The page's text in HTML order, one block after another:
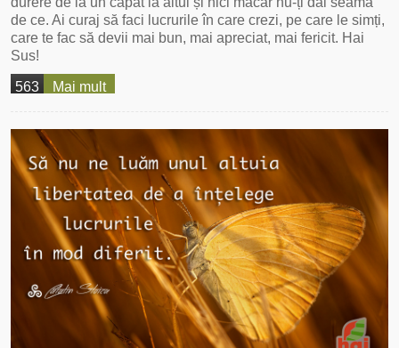
de ce. Ai curaj să faci lucrurile în care crezi, pe care le simți,
care te fac să devii mai bun, mai apreciat, mai fericit. Hai
Sus!
Mai mult
563